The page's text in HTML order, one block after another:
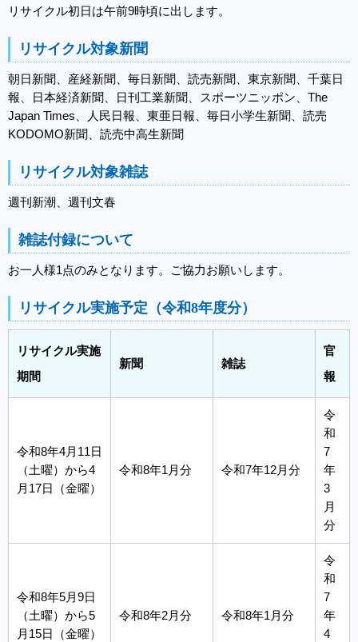
リサイクル初日は午前9時頃に出します。
リサイクル対象新聞
朝日新聞、産経新聞、毎日新聞、読売新聞、東京新聞、千葉日
報、日本経済新聞、日刊工業新聞、スポーツニッポン、The
Japan Times、人民日報、東亜日報、毎日小学生新聞、読売
KODOMO新聞、読売中高生新聞
リサイクル対象雑誌
週刊新潮、週刊文春
雑誌付録について
お一人様1点のみとなります。ご協力お願いします。
リサイクル実施予定（令和8年度分）
リサイクル実施
期間
新聞 雑誌
官
報
令和8年4月11日
（土曜）から4
月17日（金曜）
令和8年1月分 令和7年12月分
令
和
7
年
3
月
分
令和8年5月9日
（土曜）から5
月15日（金曜）
令和8年2月分 令和8年1月分
令
和
7
年
4